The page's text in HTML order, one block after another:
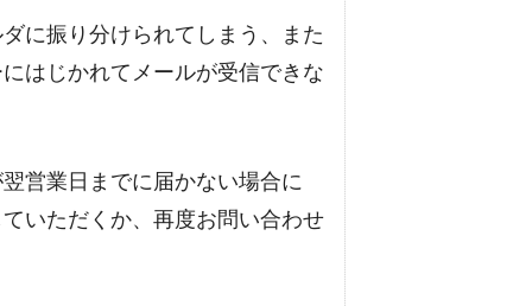
に振り分けられてしまう、また
はじかれてメールが受信できな
営業日までに届かない場合に
いただくか、再度お問い合わせ